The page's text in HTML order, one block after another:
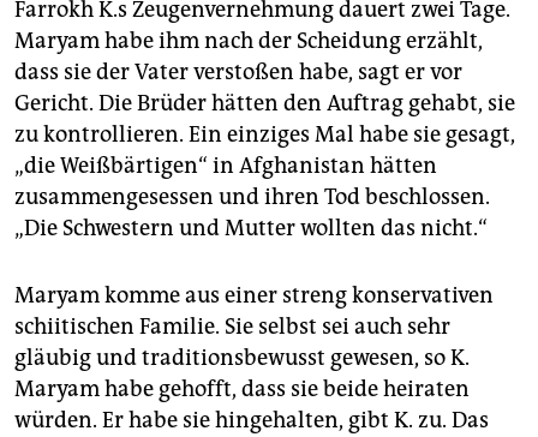
Farrokh K.s Zeugenvernehmung dauert zwei Tage.
Maryam habe ihm nach der Scheidung erzählt,
dass sie der Vater verstoßen habe, sagt er vor
Gericht. Die Brüder hätten den Auftrag gehabt, sie
zu kontrollieren. Ein einziges Mal habe sie gesagt,
„die Weißbärtigen“ in Afghanistan hätten
zusammengesessen und ihren Tod beschlossen.
„Die Schwestern und Mutter wollten das nicht.“
Maryam komme aus einer streng konservativen
schiitischen Familie. Sie selbst sei auch sehr
gläubig und traditionsbewusst gewesen, so K.
Maryam habe gehofft, dass sie beide heiraten
würden. Er habe sie hingehalten, gibt K. zu. Das